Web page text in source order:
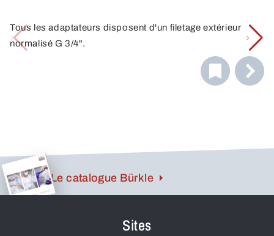
Tous les adaptateurs disposent d'un filetage extérieur
normalisé G 3/4".
Le catalogue Bürkle
Sites